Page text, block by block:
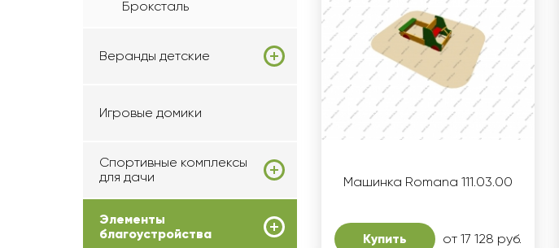
Броксталь
Веранды детские
Игровые домики
Спортивные комплексы
для дачи
Элементы
благоустройства
Машинка Romana 111.03.00
Купить от 17 128 руб.